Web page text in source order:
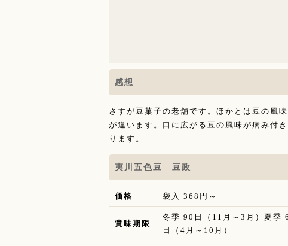
感想
さすが豆菓子の老舗です。ほかとは豆の風
が違います。口に広がる豆の風味が病み付
ります。
夷川五色豆 豆政
価格 袋入 368円～
賞味期限
冬季 90日（11月～3月）夏季
日（4月～10月）